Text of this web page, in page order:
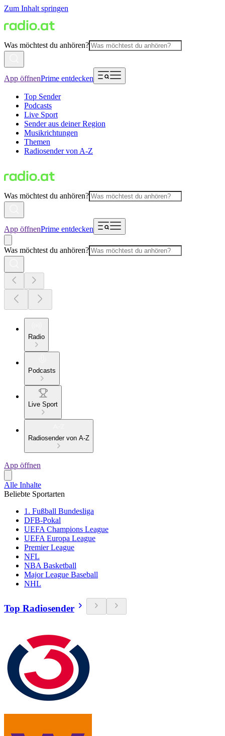
Zum Inhalt springen
Was möchtest du anhören?
App öffnenPrime entdecken
Top Sender
Podcasts
Live Sport
Sender aus deiner Region
Musikrichtungen
Themen
Radiosender von A-Z
Was möchtest du anhören?
App öffnenPrime entdecken
Was möchtest du anhören?
Radio
Podcasts
Live Sport
Radiosender von A-Z
App öffnen
Alle Inhalte
Beliebte Sportarten
1. Fußball Bundesliga
DFB-Pokal
UEFA Champions League
UEFA Europa League
Premier League
NFL
NBA Basketball
Major League Baseball
NHL
Top Radiosender